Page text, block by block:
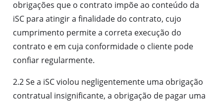
obrigações que o contrato impõe ao conteúdo da
iSC para atingir a finalidade do contrato, cujo
cumprimento permite a correta execução do
contrato e em cuja conformidade o cliente pode
confiar regularmente.
2.2 Se a iSC violou negligentemente uma obrigação
contratual insignificante, a obrigação de pagar uma